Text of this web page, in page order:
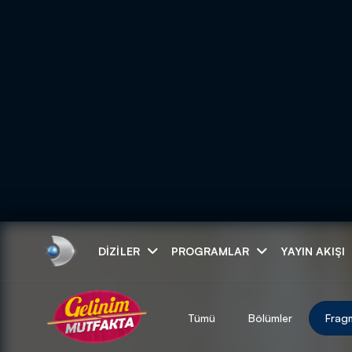
DIZILER PROGRAMLAR YAYIN AKIŞI
ARAMA
Tümü Bölümler